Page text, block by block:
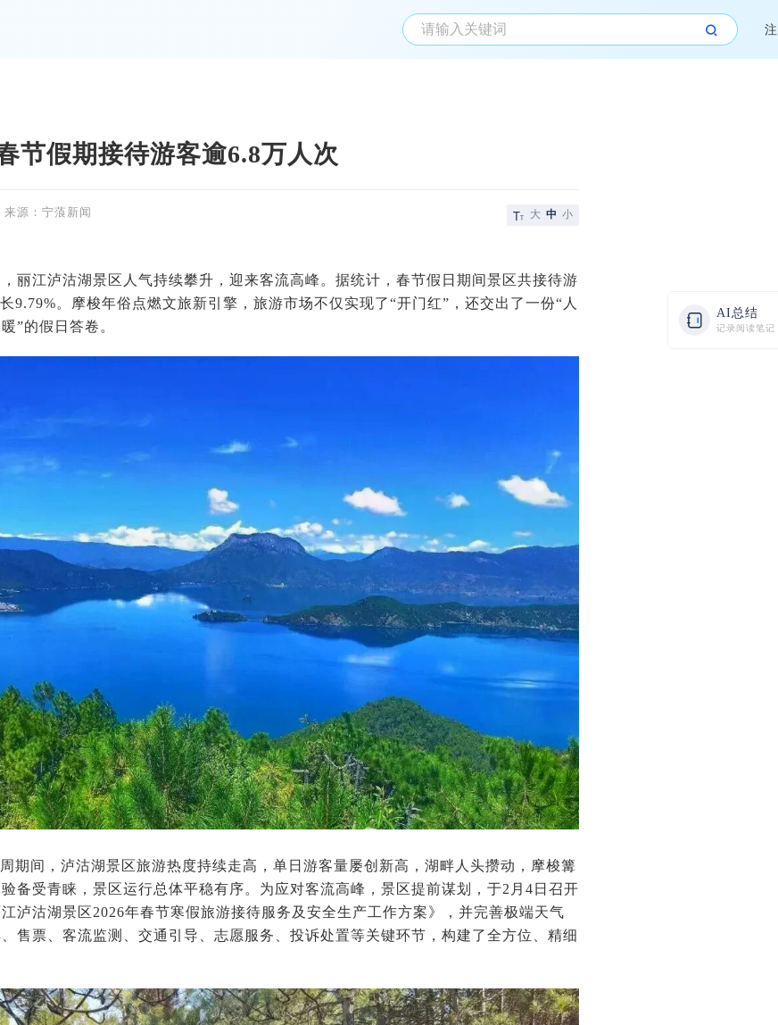
AI总结
记录阅读笔记
节假期接待游客逾6.8万人次
来源：宁蒗新闻 大 中 小
丽江泸沽湖景区人气持续攀升，迎来客流高峰。据统计，春节假日期间景区共接待游
9.79%。摩梭年俗点燃文旅新引擎，旅游市场不仅实现了“开门红”，还交出了一份“人
”的假日答卷。
期间，泸沽湖景区旅游热度持续走高，单日游客量屡创新高，湖畔人头攒动，摩梭篝
备受青睐，景区运行总体平稳有序。为应对客流高峰，景区提前谋划，于2月4日召开
泸沽湖景区2026年春节寒假旅游接待服务及安全生产工作方案》，并完善极端天气
售票、客流监测、交通引导、志愿服务、投诉处置等关键环节，构建了全方位、精细